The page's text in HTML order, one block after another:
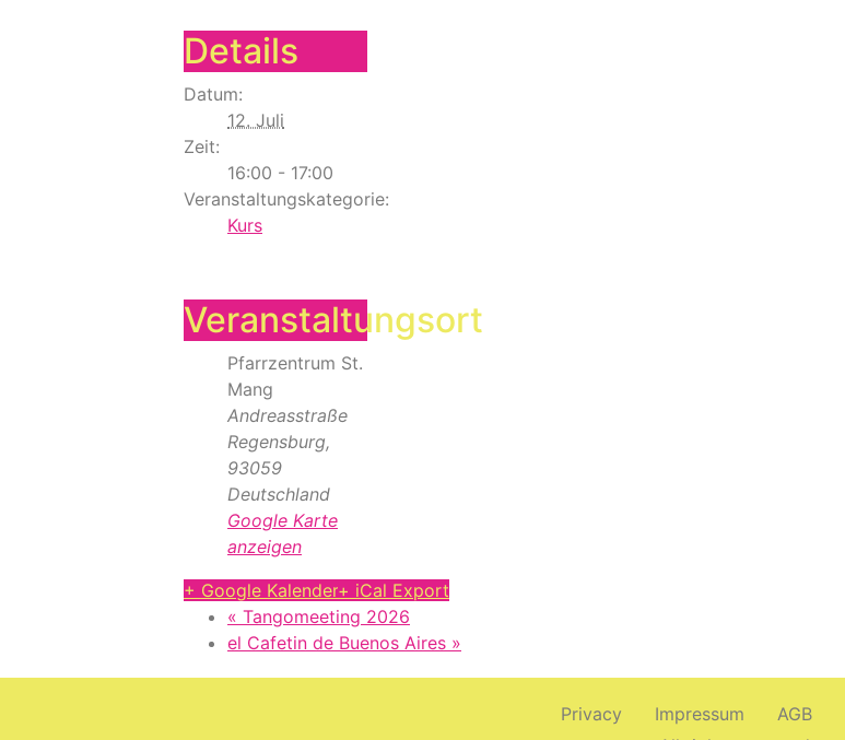
Details
Datum:
12. Juli
Zeit:
16:00 - 17:00
Veranstaltungskategorie:
Kurs
Veranstaltungsort
Pfarrzentrum St.
Mang
Andreasstraße
Regensburg,
93059
Deutschland
Google Karte
anzeigen
+ Google Kalender+ iCal Export
« Tangomeeting 2026
el Cafetin de Buenos Aires »
Privacy Impressum AGB